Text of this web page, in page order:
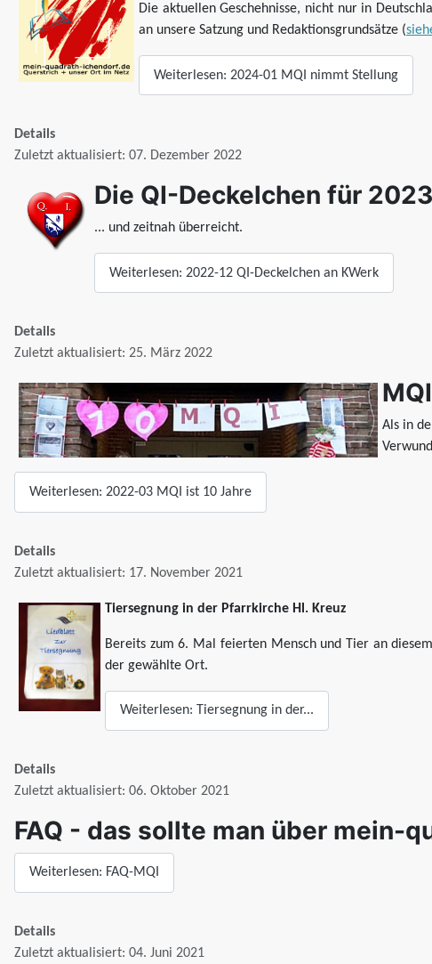
Die aktuellen Geschehnisse, nicht nur in
an unsere Satzung und Redaktionsgrundsätze (
Weiterlesen: 2024-01 MQI nimmt Stellung
Details
Zuletzt aktualisiert: 07. Dezember 2022
Die QI-Deckelchen für
... und zeitnah überreicht.
Weiterlesen: 2022-12 QI-Deckelchen an KWerk
Details
Zuletzt aktualisiert: 25. März 2022
Als in
Weiterlesen: 2022-03 MQI ist 10 Jahre
Details
Zuletzt aktualisiert: 17. November 2021
Tiersegnung in der Pfarrkirche Hl. Kreuz
Bereits zum 6. Mal feierten Mensch und Tier an
der gewählte Ort.
Weiterlesen: Tiersegnung in der...
Details
Zuletzt aktualisiert: 06. Oktober 2021
FAQ - das sollte man über mein-
Weiterlesen: FAQ-MQI
Details
Zuletzt aktualisiert: 04. Juni 2021